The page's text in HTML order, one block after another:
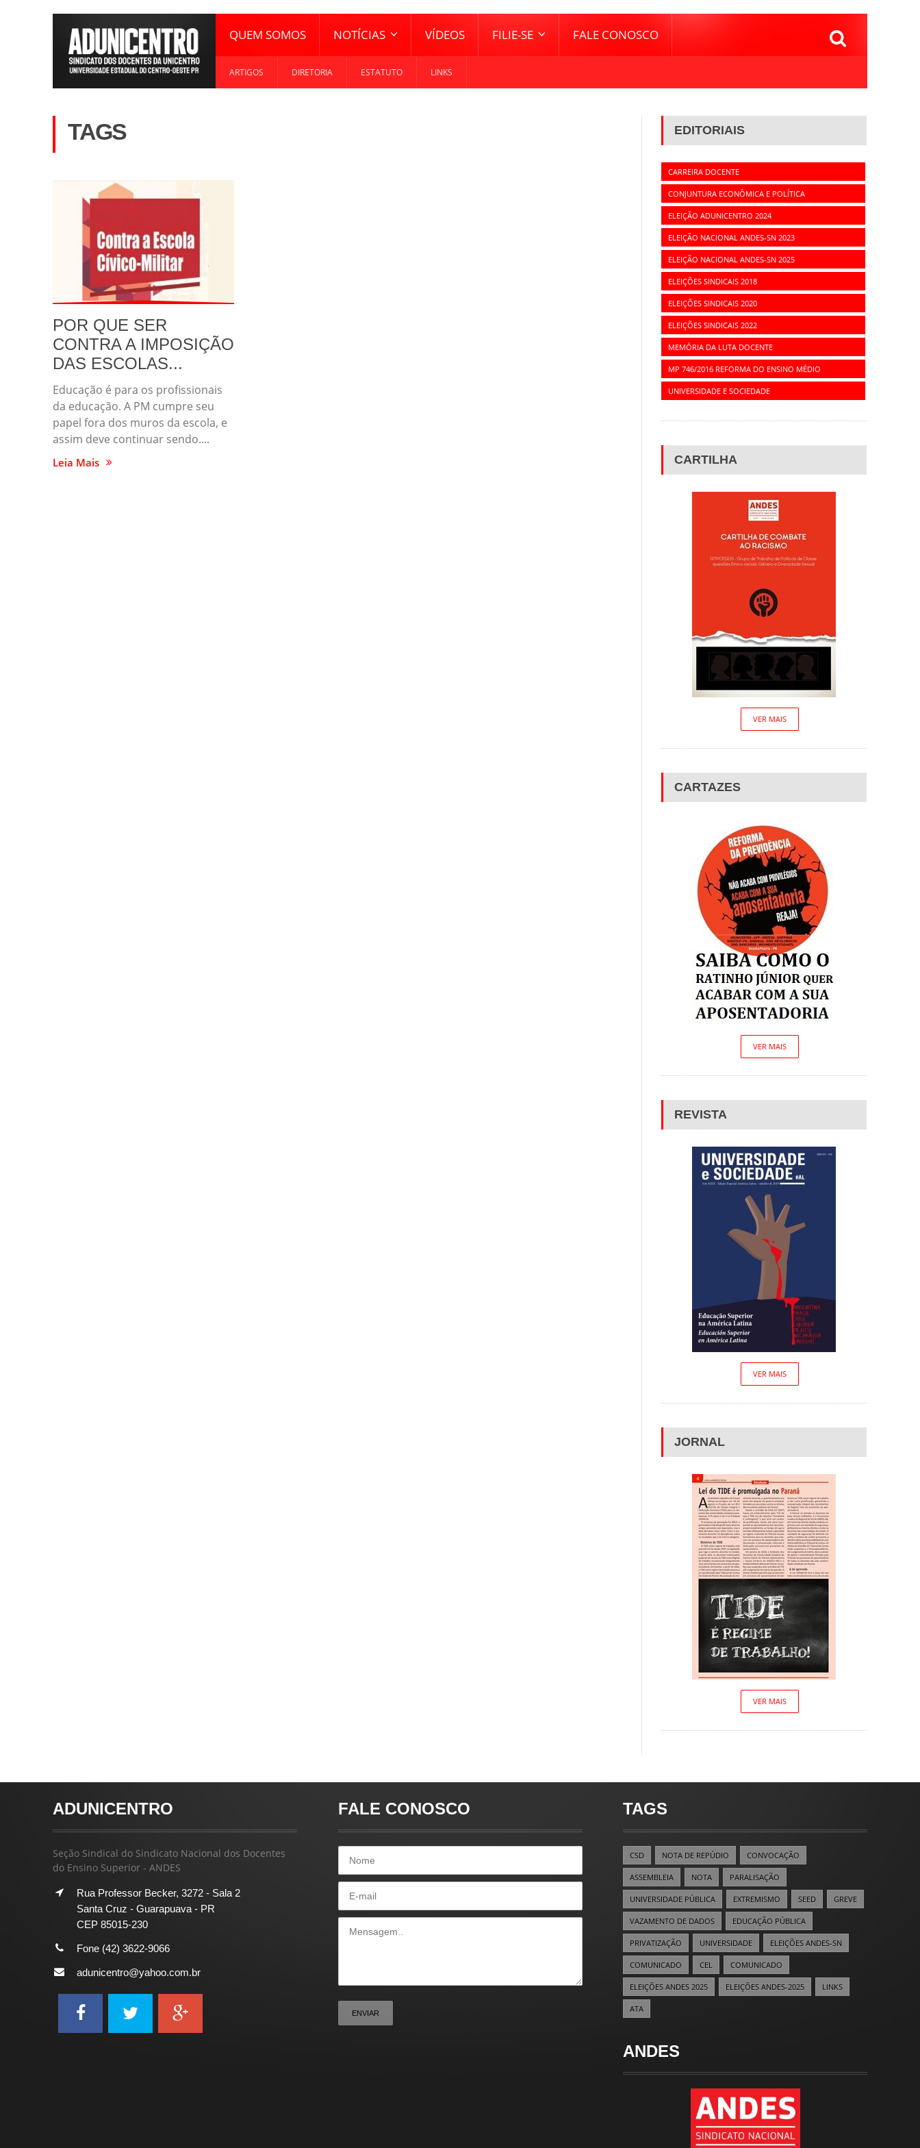
QUEM SOMOS NOTÍCIAS VÍDEOS FILIE-SE FALE CONOSCO
ARTIGOS DIRETORIA ESTATUTO LINKS
TAGS
POR QUE SER
CONTRA A IMPOSIÇÃO
DAS ESCOLAS...
Educação é para os profissionais
da educação. A PM cumpre seu
papel fora dos muros da escola, e
assim deve continuar sendo....
Leia Mais
EDITORIAIS
CARREIRA DOCENTE
CONJUNTURA ECONÔMICA E POLÍTICA
ELEIÇÃO ADUNICENTRO 2024
ELEIÇÃO NACIONAL ANDES-SN 2023
ELEIÇÃO NACIONAL ANDES-SN 2025
ELEIÇÕES SINDICAIS 2018
ELEIÇÕES SINDICAIS 2020
ELEIÇÕES SINDICAIS 2022
MEMÓRIA DA LUTA DOCENTE
MP 746/2016 REFORMA DO ENSINO MÉDIO
UNIVERSIDADE E SOCIEDADE
CARTILHA
VER MAIS
CARTAZES
VER MAIS
REVISTA
VER MAIS
JORNAL
VER MAIS
ADUNICENTRO
Seção Sindical do Sindicato Nacional dos Docentes
do Ensino Superior - ANDES
Rua Professor Becker, 3272 - Sala 2
Santa Cruz - Guarapuava - PR
CEP 85015-230
Fone (42) 3622-9066
adunicentro@yahoo.com.br
FALE CONOSCO TAGS
CSD NOTA DE REPÚDIO CONVOCAÇÃO
ASSEMBLEIA NOTA PARALISAÇÃO
UNIVERSIDADE PÚBLICA EXTREMISMO SEED GREVE
VAZAMENTO DE DADOS EDUCAÇÃO PÚBLICA
PRIVATIZAÇÃO UNIVERSIDADE ELEIÇÕES ANDES-SN
COMUNICADO CEL COMUNICADO
ELEIÇÕES ANDES 2025 ELEIÇÕES ANDES-2025 LINKS
ATA
ANDES